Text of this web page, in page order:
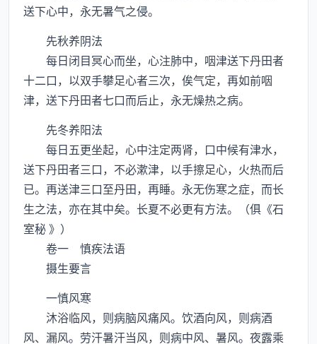
送下心中，永无暑气之侵。
先秋养阴法
每日闭目冥心而坐，心注肺中，咽津送下丹田者
十二口，以双手攀足心者三次，俟气定，再如前咽
津，送下丹田者七口而后止，永无燥热之病。
先冬养阳法
每日五更坐起，心中注定两肾，口中候有津水，
送下丹田者三口，不必漱津，以手擦足心，火热而后
已。再送津三口至丹田，再睡。永无伤寒之症，而长
生之法，亦在其中矣。长夏不必更有方法。（俱《石
室秘 》）
卷一 慎疾法语
摄生要言
一慎风寒
沐浴临风，则病脑风痛风。饮酒向风，则病酒
风、漏风。劳汗暑汗当风，则病中风、暑风。夜露乘